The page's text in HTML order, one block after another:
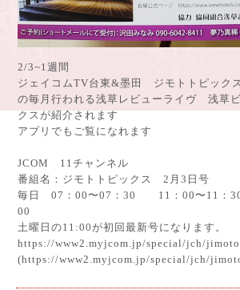
2/3~1週間
ジェイコムTV台東&墨田 ジモトトピック
の毎月行われる浅草レビューライヴ 浅草
クスが紹介されます
アプリでもご覧になれます
JCOM 11チャンネル
番組名：ジモトトピックス 2月3日号
毎日 07：00〜07：30 11：00〜11：
00
土曜日の11:00が初回最新号になります。
https://www2.myjcom.jp/special/jch/
(https://www2.myjcom.jp/special/jch/